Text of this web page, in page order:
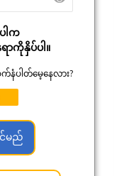
ါက
ကိုနှိပ်ပါ။
နံပါတ်မေ့နေလား?
င်မည်